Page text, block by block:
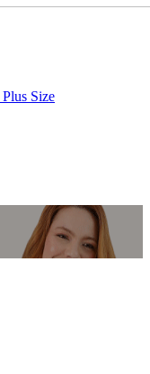
Plus Size